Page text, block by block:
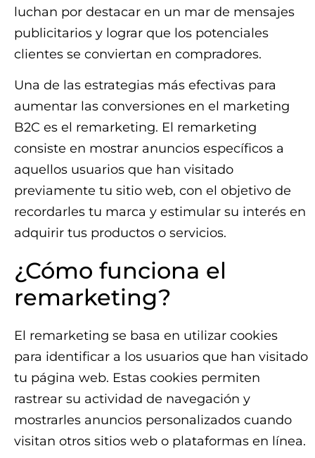
luchan por destacar en un mar de mensajes
publicitarios y lograr que los potenciales
clientes se conviertan en compradores.
Una de las estrategias más efectivas para
aumentar las conversiones en el marketing
B2C es el remarketing. El remarketing
consiste en mostrar anuncios específicos a
aquellos usuarios que han visitado
previamente tu sitio web, con el objetivo de
recordarles tu marca y estimular su interés en
adquirir tus productos o servicios.
¿Cómo funciona el
remarketing?
El remarketing se basa en utilizar cookies
para identificar a los usuarios que han visitado
tu página web. Estas cookies permiten
rastrear su actividad de navegación y
mostrarles anuncios personalizados cuando
visitan otros sitios web o plataformas en línea.